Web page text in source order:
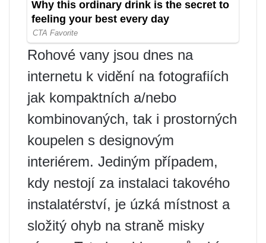
Rohové vany jsou dnes na
internetu k vidění na fotografiích
jak kompaktních a/nebo
kombinovaných, tak i prostorných
koupelen s designovým
interiérem. Jediným případem,
kdy nestojí za instalaci takového
instalatérství, je úzká místnost a
složitý ohyb na straně misky